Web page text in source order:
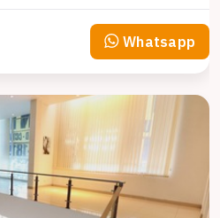
Whatsapp